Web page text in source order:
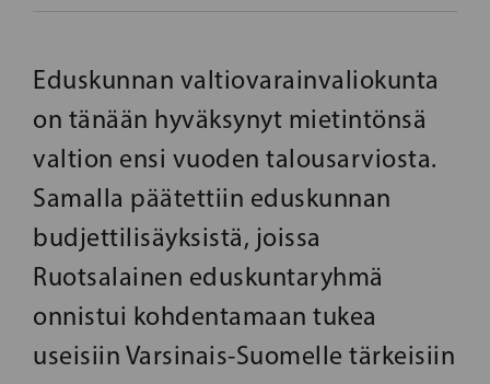
Eduskunnan valtiovarainvaliokunta
on tänään hyväksynyt mietintönsä
valtion ensi vuoden talousarviosta.
Samalla päätettiin eduskunnan
budjettilisäyksistä, joissa
Ruotsalainen eduskuntaryhmä
onnistui kohdentamaan tukea
useisiin Varsinais-Suomelle tärkeisiin